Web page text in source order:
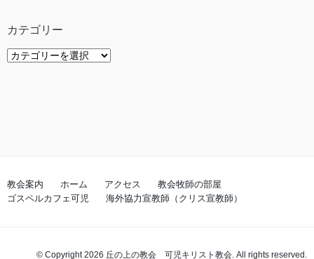
カテゴリー
カ
教会案内 ホーム アクセス
教会牧師の部屋
ゴスペルカフェ可児
海外協力宣教師（クリス宣教師）
© Copyright 2026 丘の上の教会 可児キリスト教会. All rights reserved.